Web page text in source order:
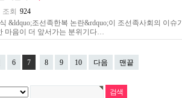
조회 924
&ldquo;조선족한복 논란&rdquo;이 조선족사회의 이슈
마음이 더 앞서가는 분위기다…
6 7 8 9 10 다음 맨끝